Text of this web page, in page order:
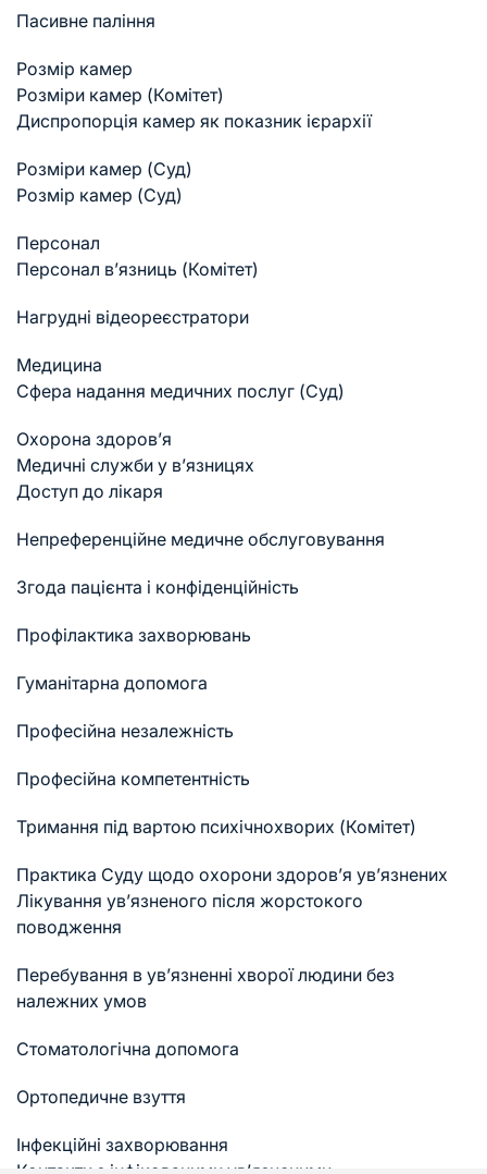
Пасивне паління
Розмір камер
Розміри камер (Комітет)
Диспропорція камер як показник ієрархії
Розміри камер (Суд)
Розмір камер (Суд)
Персонал
Персонал в’язниць (Комітет)
Нагрудні відеореєстратори
Медицина
Cфера надання медичних послуг (Суд)
Охорона здоров’я
Медичні служби у в’язницях
Доступ до лікаря
Непреференційне медичне обслуговування
Згода пацієнта і конфіденційність
Профілактика захворювань
Гуманітарна допомога
Професійна незалежність
Професійна компетентність
Тримання під вартою психічнохворих (Комітет)
Практика Суду щодо охорони здоров’я ув’язнених
Лікування ув’язненого після жорстокого
поводження
Перебування в ув’язненні хворої людини без
належних умов
Стоматологічна допомога
Ортопедичне взуття
Інфекційні захворювання